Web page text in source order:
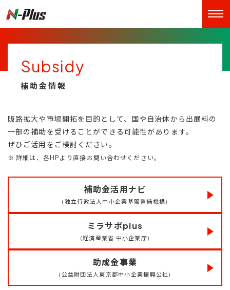
Subsidy
補助金情報
販路拡大や市場開拓を目的として、国や自治体から出展料の
一部の補助を受けることができる可能性があります。
ぜひご活用をご検討ください。
※ 詳細は、各HPより直接お問い合わせください。
補助金活用ナビ
(独立行政法人中小企業基盤整備機構)
ミラサポplus
(経済産業省 中小企業庁)
助成金事業
(公益財団法人東京都中小企業振興公社)